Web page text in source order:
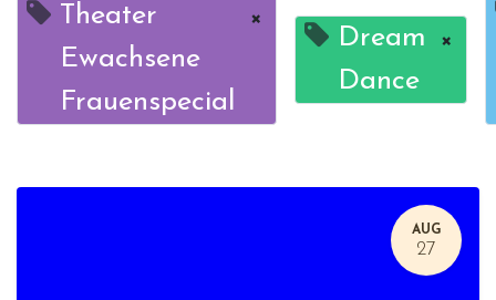
Theater
Ewachsene
Frauenspecial
×
Dream
Dance
×
AUG
27